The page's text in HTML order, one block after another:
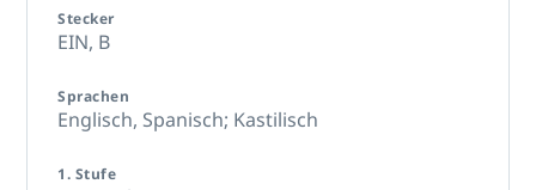
Stecker
EIN, B
Sprachen
Englisch, Spanisch; Kastilisch
1. Stufe